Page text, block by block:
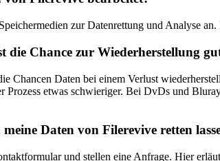
zur Datenrettung und Analyse
die Chance zur Wiederherstellung
Chancen Daten bei einem Verlust
Prozess etwas schwieriger. Bei DvDs und
Daten von Filerevive retten
und stellen eine Anfrage. Hier